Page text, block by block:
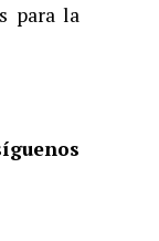
para la